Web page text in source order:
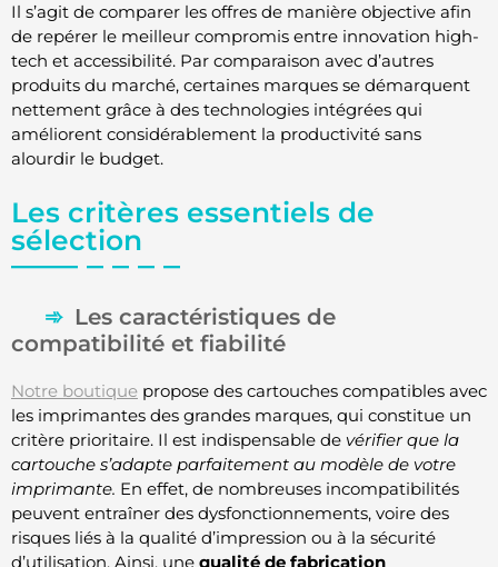
Il s’agit de comparer les offres de manière objective afin
de repérer le meilleur compromis entre innovation high-
tech et accessibilité. Par comparaison avec d’autres
produits du marché, certaines marques se démarquent
nettement grâce à des technologies intégrées qui
améliorent considérablement la productivité sans
alourdir le budget.
Les critères essentiels de
sélection
Les caractéristiques de
compatibilité et fiabilité
Notre boutique propose des cartouches compatibles avec
les imprimantes des grandes marques, qui constitue un
critère prioritaire. Il est indispensable de vérifier que la
cartouche s’adapte parfaitement au modèle de votre
imprimante. En effet, de nombreuses incompatibilités
peuvent entraîner des dysfonctionnements, voire des
risques liés à la qualité d’impression ou à la sécurité
d’utilisation. Ainsi, une qualité de fabrication